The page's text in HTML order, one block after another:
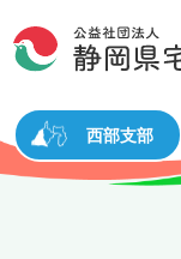
文字サイズ
西部支部